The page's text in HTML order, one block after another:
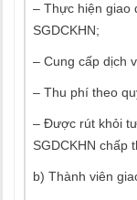
– Thực hiện giao
SGDCKHN;
– Cung cấp dịch
– Thu phí theo
– Được rút khỏi
SGDCKHN chấp
b) Thành viên